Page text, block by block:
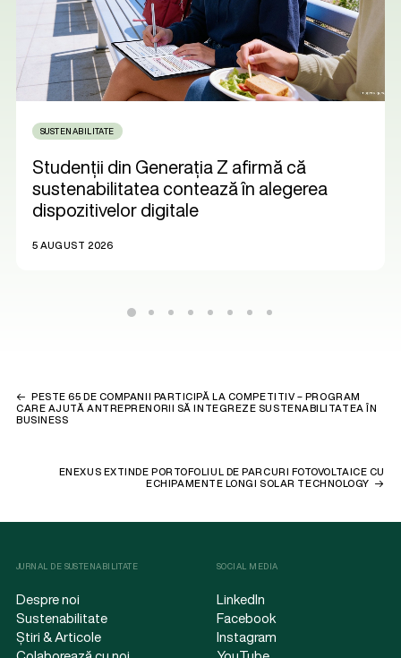
SUSTENABILITATE
Studenții din Generația Z afirmă că
sustenabilitatea contează în alegerea
dispozitivelor digitale
5 AUGUST 2026
PESTE 65 DE COMPANII PARTICIPĂ LA COMPETITIV – PROGRAM
CARE AJUTĂ ANTREPRENORII SĂ INTEGREZE SUSTENABILITATEA ÎN
BUSINESS
ENEXUS EXTINDE PORTOFOLIUL DE PARCURI FOTOVOLTAICE CU
ECHIPAMENTE LONGI SOLAR TECHNOLOGY
JURNAL DE SUSTENABILITATE
Despre noi
Sustenabilitate
Știri & Articole
SOCIAL MEDIA
LinkedIn
Facebook
Instagram